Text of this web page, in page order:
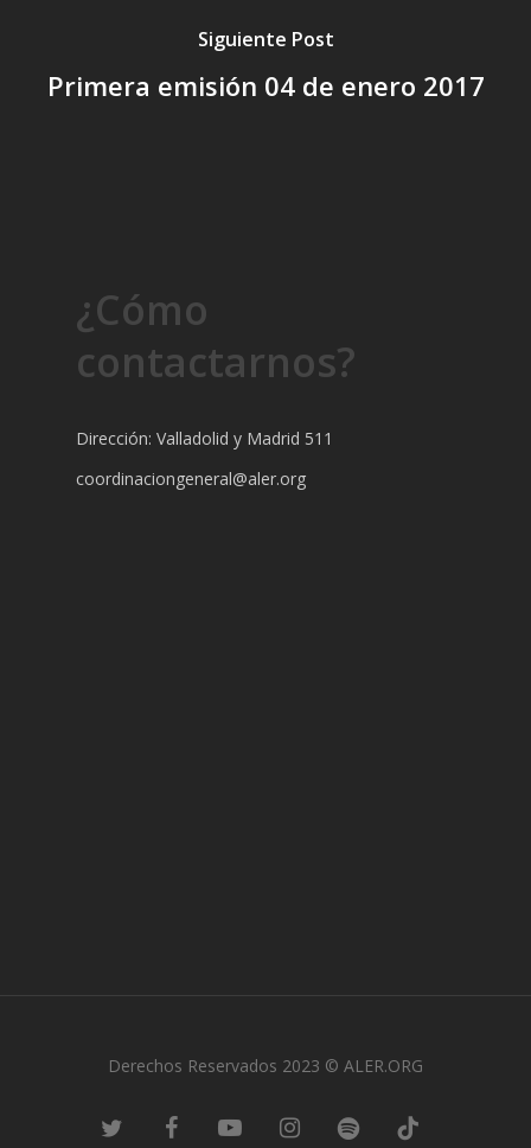
Siguiente Post
Primera emisión 04 de enero 2017
¿Cómo
contactarnos?
Dirección: Valladolid y Madrid 511
coordinaciongeneral@aler.org
Derechos Reservados 2023 © ALER.ORG